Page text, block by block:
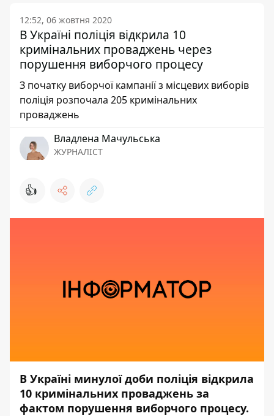
12:52, 06 жовтня 2020
В Україні поліція відкрила 10
кримінальних проваджень через
порушення виборчого процесу
З початку виборчої кампанії з місцевих виборів
поліція розпочала 205 кримінальних
проваджень
Владлена Мачульська
ЖУРНАЛІСТ
👍
В Україні минулої доби поліція відкрила
10 кримінальних проваджень за
фактом порушення виборчого процесу.